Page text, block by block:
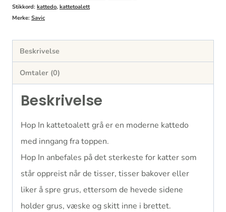
Stikkord: kattedo, kattetoalett
Merke: Savic
Beskrivelse
Omtaler (0)
Beskrivelse
Hop In kattetoalett grå er en moderne kattedo
med inngang fra toppen.
Hop In anbefales på det sterkeste for katter som
står oppreist når de tisser, tisser bakover eller
liker å spre grus, ettersom de hevede sidene
holder grus, væske og skitt inne i brettet.